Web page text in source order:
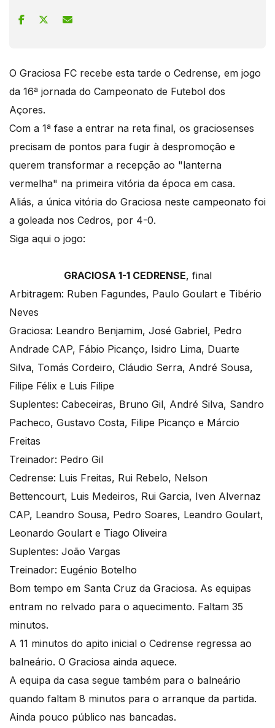
O Graciosa FC recebe esta tarde o Cedrense, em jogo
da 16ª jornada do Campeonato de Futebol dos
Açores.
Com a 1ª fase a entrar na reta final, os graciosenses
precisam de pontos para fugir à despromoção e
querem transformar a recepção ao "lanterna
vermelha" na primeira vitória da época em casa.
Aliás, a única vitória do Graciosa neste campeonato foi
a goleada nos Cedros, por 4-0.
Siga aqui o jogo:
GRACIOSA 1-1 CEDRENSE, final
Arbitragem: Ruben Fagundes, Paulo Goulart e Tibério
Neves
Graciosa: Leandro Benjamim, José Gabriel, Pedro
Andrade CAP, Fábio Picanço, Isidro Lima, Duarte
Silva, Tomás Cordeiro, Cláudio Serra, André Sousa,
Filipe Félix e Luis Filipe
Suplentes: Cabeceiras, Bruno Gil, André Silva, Sandro
Pacheco, Gustavo Costa, Filipe Picanço e Márcio
Freitas
Treinador: Pedro Gil
Cedrense: Luis Freitas, Rui Rebelo, Nelson
Bettencourt, Luis Medeiros, Rui Garcia, Iven Alvernaz
CAP, Leandro Sousa, Pedro Soares, Leandro Goulart,
Leonardo Goulart e Tiago Oliveira
Suplentes: João Vargas
Treinador: Eugénio Botelho
Bom tempo em Santa Cruz da Graciosa. As equipas
entram no relvado para o aquecimento. Faltam 35
minutos.
A 11 minutos do apito inicial o Cedrense regressa ao
balneário. O Graciosa ainda aquece.
A equipa da casa segue também para o balneário
quando faltam 8 minutos para o arranque da partida.
Ainda pouco público nas bancadas.